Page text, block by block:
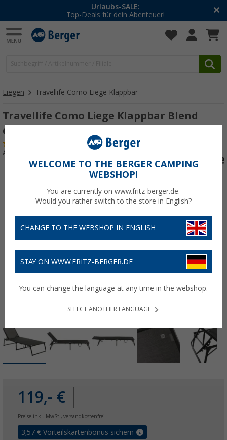
-20% auf Kleidung und Schuhe
Mit dem Aktionscode20SSV
Liegen Travellife Como Liege Klappbar
Travellife Como Liege Klappbar Blend
Grey
Art.-Nr.: 891223
119,- €
Preise inkl. MwSt., versandkostenfrei
3,57 € Vorteilskartenbonus sichern
WELCOME TO THE BERGER CAMPING
WEBSHOP!
You are currently on www.fritz-berger.de.
Would you rather switch to the store in English?
CHANGE TO THE WEBSHOP IN ENGLISH
STAY ON WWW.FRITZ-BERGER.DE
You can change the language at any time in the webshop.
SELECT ANOTHER LANGUAGE